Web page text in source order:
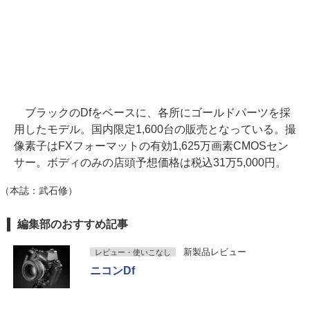
ブラックのDfをベースに、各所にゴールドパーツを採
用したモデル。国内限定1,600台の販売となっている。撮
像素子はFXフォーマットの有効1,625万画素CMOSセン
サー。ボディのみの店頭予想価格は税込31万5,000円。
（本誌：武石修）
編集部のおすすめ記事
レビュー・使いこなし 新製品レビュー
ニコンDf